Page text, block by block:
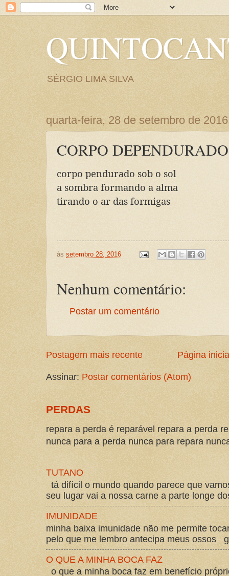
SÉRGIO LIMA SILVA
quarta-feira, 28 de setembro de 2016
CORPO DEPENDURADO
corpo pendurado sob o sol
a sombra formando a alma
tirando o ar das formigas
às setembro 28, 2016
Nenhum comentário:
Postar um comentário
Postagem mais recente Página
Assinar: Postar comentários (Atom)
PERDAS
repara a perda é reparável repara a perda
nunca para a perda nunca para repara
TUTANO
tá difícil o mundo quando parece que
seu lugar vai a nossa carne a parte longe
IMUNIDADE
minha baixa imunidade não me permite
pelo que me lembro antecipa meus ossos
O QUE A MINHA BOCA FAZ
o que a minha boca faz em benefício